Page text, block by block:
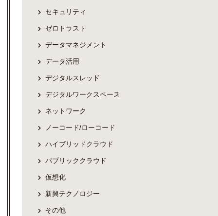
セキュリティ
ゼロトラスト
データマネジメント
データ活用
デジタルスレッド
デジタルワークスペース
ネットワーク
ノーコード/ローコード
ハイブリッドクラウド
パブリッククラウド
仮想化
新興テクノロジー
その他